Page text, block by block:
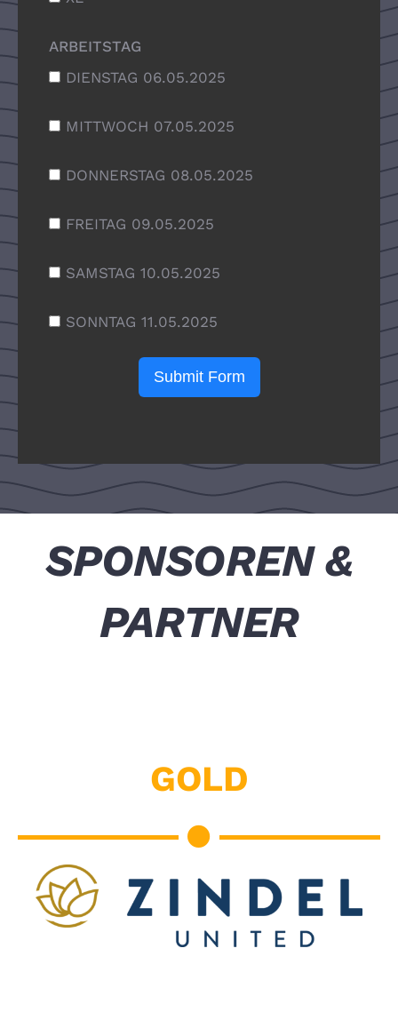
ARBEITSTAG
DIENSTAG 06.05.2025
MITTWOCH 07.05.2025
DONNERSTAG 08.05.2025
FREITAG 09.05.2025
SAMSTAG 10.05.2025
SONNTAG 11.05.2025
Submit Form
SPONSOREN&
PARTNER
GOLD